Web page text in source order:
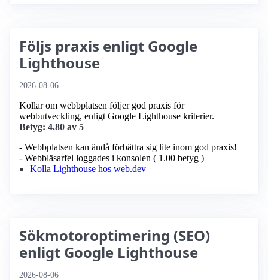
Följs praxis enligt Google
Lighthouse
2026-08-06
Kollar om webbplatsen följer god praxis för
webbutveckling, enligt Google Lighthouse kriterier.
Betyg: 4.80 av 5
- Webbplatsen kan ändå förbättra sig lite inom god praxis!
- Webbläsarfel loggades i konsolen ( 1.00 betyg )
Kolla Lighthouse hos web.dev
Sökmotoroptimering (SEO)
enligt Google Lighthouse
2026-08-06